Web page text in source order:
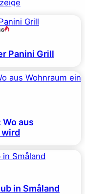
Panini Grill
aus
wird
in Småland